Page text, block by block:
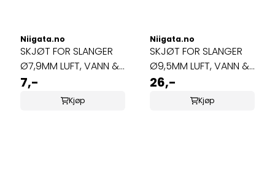
Niigata.no
SKJØT FOR SLANGER
Ø7,9MM LUFT, VANN &
OZON
7,-
Kjøp
Niigata.no
SKJØT FOR SLANGER
Ø9,5MM LUFT, VANN &
OZON
26,-
Kjøp